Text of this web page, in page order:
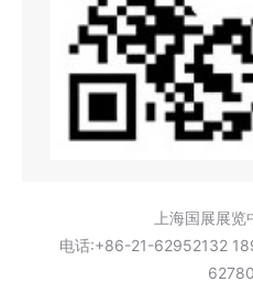
上海国展展
电话:+86-21-62952132